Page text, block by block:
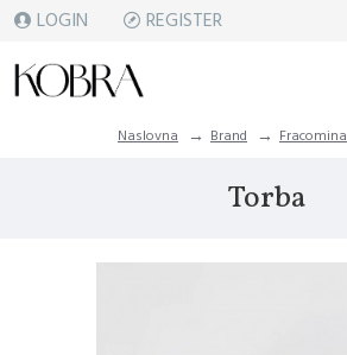
LOGIN REGISTER
Naslovna Brand Fracomina
Torba